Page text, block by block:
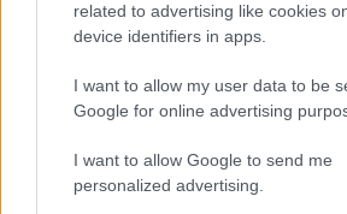
related to advertising like cookies
device identifiers in apps.
I want to allow my user data to be
Google for online advertising
I want to allow Google to send me
personalized advertising.
Galib Gassanoff e Institution
con la collezione Primavera/Estate